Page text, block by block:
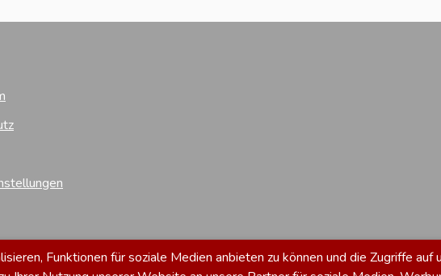
Funktionen für soziale Medien anbieten zu können und die Zugriffe auf